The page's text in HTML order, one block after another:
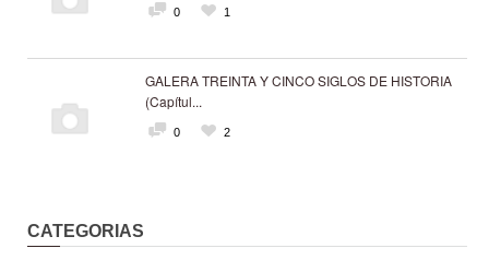
0 1
GALERA TREINTA Y CINCO SIGLOS DE HISTORIA
(Capítul...
0 2
CATEGORIAS